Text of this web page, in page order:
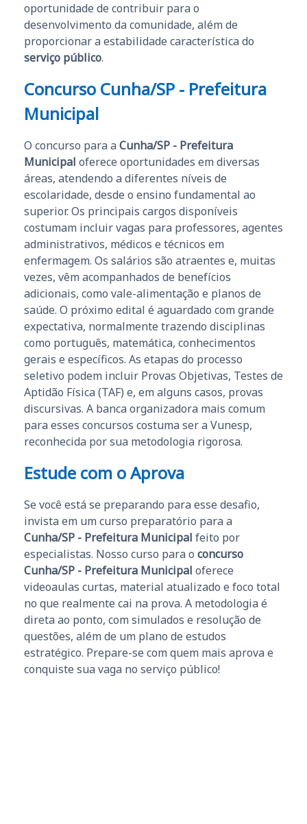
oportunidade de contribuir para o
desenvolvimento da comunidade, além de
proporcionar a estabilidade característica do
serviço público.
Concurso Cunha/SP - Prefeitura
Municipal
O concurso para a Cunha/SP - Prefeitura
Municipal oferece oportunidades em diversas
áreas, atendendo a diferentes níveis de
escolaridade, desde o ensino fundamental ao
superior. Os principais cargos disponíveis
costumam incluir vagas para professores, agentes
administrativos, médicos e técnicos em
enfermagem. Os salários são atraentes e, muitas
vezes, vêm acompanhados de benefícios
adicionais, como vale-alimentação e planos de
saúde. O próximo edital é aguardado com grande
expectativa, normalmente trazendo disciplinas
como português, matemática, conhecimentos
gerais e específicos. As etapas do processo
seletivo podem incluir Provas Objetivas, Testes de
Aptidão Física (TAF) e, em alguns casos, provas
discursivas. A banca organizadora mais comum
para esses concursos costuma ser a Vunesp,
reconhecida por sua metodologia rigorosa.
Estude com o Aprova
Se você está se preparando para esse desafio,
invista em um curso preparatório para a
Cunha/SP - Prefeitura Municipal feito por
especialistas. Nosso curso para o concurso
Cunha/SP - Prefeitura Municipal oferece
videoaulas curtas, material atualizado e foco total
no que realmente cai na prova. A metodologia é
direta ao ponto, com simulados e resolução de
questões, além de um plano de estudos
estratégico. Prepare-se com quem mais aprova e
conquiste sua vaga no serviço público!